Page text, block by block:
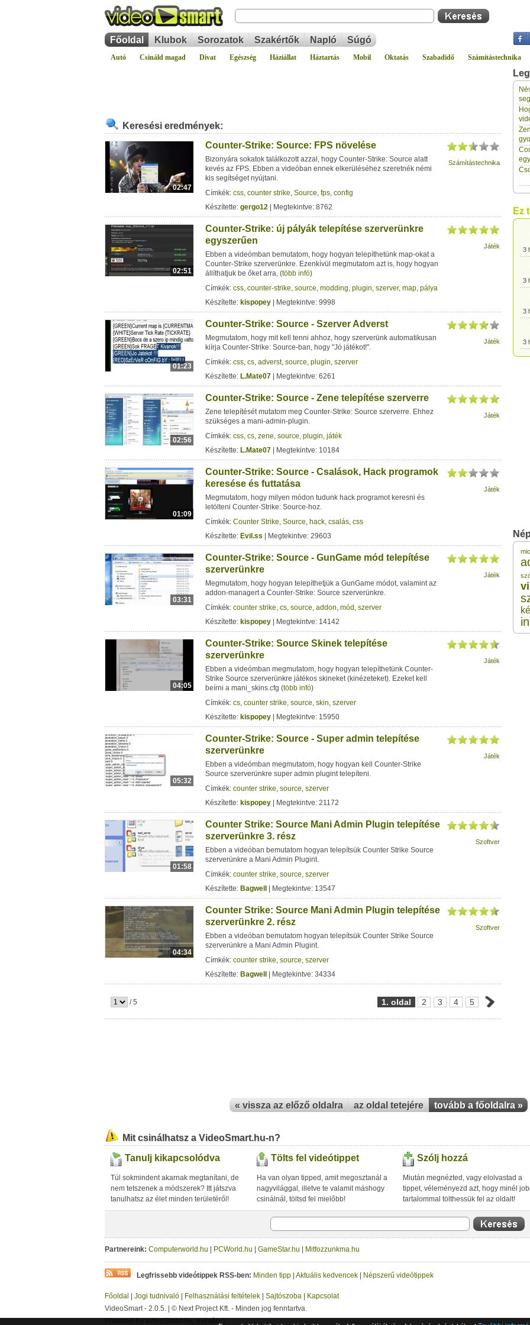
Főoldal Klubok Sorozatok Szakértők Napló Súgó
Autó Csináld magad Divat Egészség Háziállat Háztartás Mobil Oktatás Szabadidő Számítástechnika
Keresési eredmények:
02:47
Counter-Strike: Source: FPS növelése
Bizonyára sokatok találkozott azzal, hogy Counter-Strike: Source alatt
kevés az FPS. Ebben a videóban ennek elkerüléséhez szeretnék némi
kis segítséget nyújtani.
Címkék: css, counter strike, Source, fps, config
Készítette: gergo12 | Megtekintve: 8762
Számítástechnika
02:51
Counter-Strike: új pályák telepítése szerverünkre
egyszerűen
Ebben a videómban bemutatom, hogy hogyan telepíthetünk map-okat a
Counter-Strike szerverünkre. Ezenkívül megmutatom azt is, hogy hogyan
állíthatjuk be őket arra, (több infó)
Címkék: css, counter-strike, source, modding, plugin, szerver, map, pálya
Készítette: kispopey | Megtekintve: 9998
Játék
01:23
Counter-Strike: Source - Szerver Adverst
Megmutatom, hogy mit kell tenni ahhoz, hogy szerverünk automatikusan
kiírja Counter-Strike: Source-ban, hogy "Jó játékot!".
Címkék: css, cs, adverst, source, plugin, szerver
Készítette: L.Mate07 | Megtekintve: 6261
Játék
02:56
Counter-Strike: Source - Zene telepítése szerverre
Zene telepítését mutatom meg Counter-Strike: Source szerverre. Ehhez
szükséges a mani-admin-plugin.
Címkék: css, cs, zene, source, plugin, játék
Készítette: L.Mate07 | Megtekintve: 10184
Játék
01:09
Counter-Strike: Source - Csalások, Hack programok
keresése és futtatása
Megmutatom, hogy milyen módon tudunk hack programot keresni és
letölteni Counter-Strike: Source-hoz.
Címkék: Counter Strike, Source, hack, csalás, css
Készítette: Evil.ss | Megtekintve: 29603
Játék
03:31
Counter-Strike: Source - GunGame mód telepítése
szerverünkre
Megmutatom, hogy hogyan telepíthetjük a GunGame módot, valamint az
addon-managert a Counter-Strike: Source szerverünkre.
Címkék: counter strike, cs, source, addon, mód , szerver
Készítette: kispopey | Megtekintve: 14142
Játék
04:05
Counter-Strike: Source Skinek telepítése
szerverünkre
Ebben a videómban megmutatom, hogy hogyan telepíthetünk Counter-
Strike Source szerverünkre játékos skineket (kinézeteket). Ezeket kell
beírni a mani_skins.cfg (több infó)
Címkék: cs, counter strike, source, skin, szerver
Készítette: kispopey | Megtekintve: 15950
Játék
05:32
Counter-Strike: Source - Super admin telepítése
szerverünkre
Ebben a videómban megmutatom, hogy hogyan kell Counter-Strike
Source szerverünkre super admin plugint telepíteni.
Címkék: counter strike, source, szerver
Készítette: kispopey | Megtekintve: 21172
Játék
01:58
Counter Strike: Source Mani Admin Plugin telepítése
szerverünkre 3. rész
Ebben a videóban bemutatom hogyan telepítsük Counter Strike Source
szerverünkre a Mani Admin Plugint.
Címkék: counter strike, source, szerver
Készítette: Bagwell | Megtekintve: 13547
Szoftver
04:34
Counter Strike: Source Mani Admin Plugin telepítése
szerverünkre 2. rész
Ebben a videóban bemutatom hogyan telepítsük Counter Strike Source
szerverünkre a Mani Admin Plugint.
Címkék: counter strike, source, szerver
Készítette: Bagwell | Megtekintve: 34334
Szoftver
/ 5 1. oldal 2 3 4 5
Ez
3
3
3
3
3
3
3
3
3
3
3
3
« vissza az előző oldalra az oldal tetejére tovább a főoldalra »
Mit csinálhatsz a VideoSmart.hu-n?
Tanulj kikapcsolódva
Túl sokmindent akarnak megtanítani, de
nem tetszenek a módszerek? Itt játszva
tanulhatsz az élet minden területéről!
Tölts fel videótippet
Ha van olyan tipped, amit megosztanál a
nagyvilággal, illetve te valamit máshogy
csinálnál, töltsd fel mielőbb!
Szólj hozzá
Miután megnézted, vagy elolvastad a
tippet, véleményezd azt, hogy minél
tartalommal tölthessük fel az oldalt!
Partnereink: Computerworld.hu PCWorld.hu GameStar.hu Mitfozzunkma.hu
Legfrissebb videótippek RSS-ben: Minden tipp Aktuális kedvencek Népszerű videótippek
Főoldal Jogi tudnivaló Felhasználási feltételek Sajtószoba
Kapcsolat
VideoSmart - 2.0.5. | © Next Project Kft. - Minden jog fenntartva.